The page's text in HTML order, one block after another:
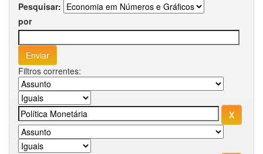
Pesquisar:
por
Filtros correntes: